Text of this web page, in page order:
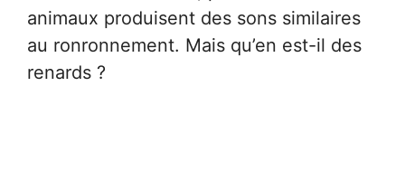
animaux produisent des sons similaires
au ronronnement. Mais qu’en est-il des
renards ?